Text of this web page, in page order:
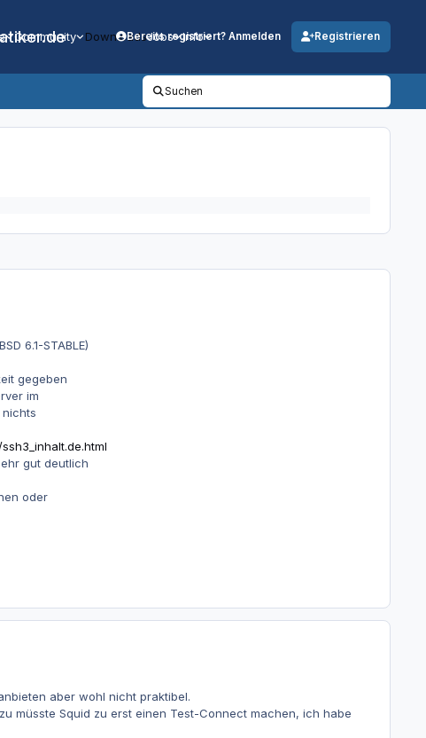
Community DownloadsJobs Info
Bereits registriert? Anmelden Registrieren
Suchen
6.1-STABLE)
gegeben
im
gut deutlich
oder
aber wohl nicht praktibel.
müsste Squid zu erst einen Test-Connect machen, ich habe